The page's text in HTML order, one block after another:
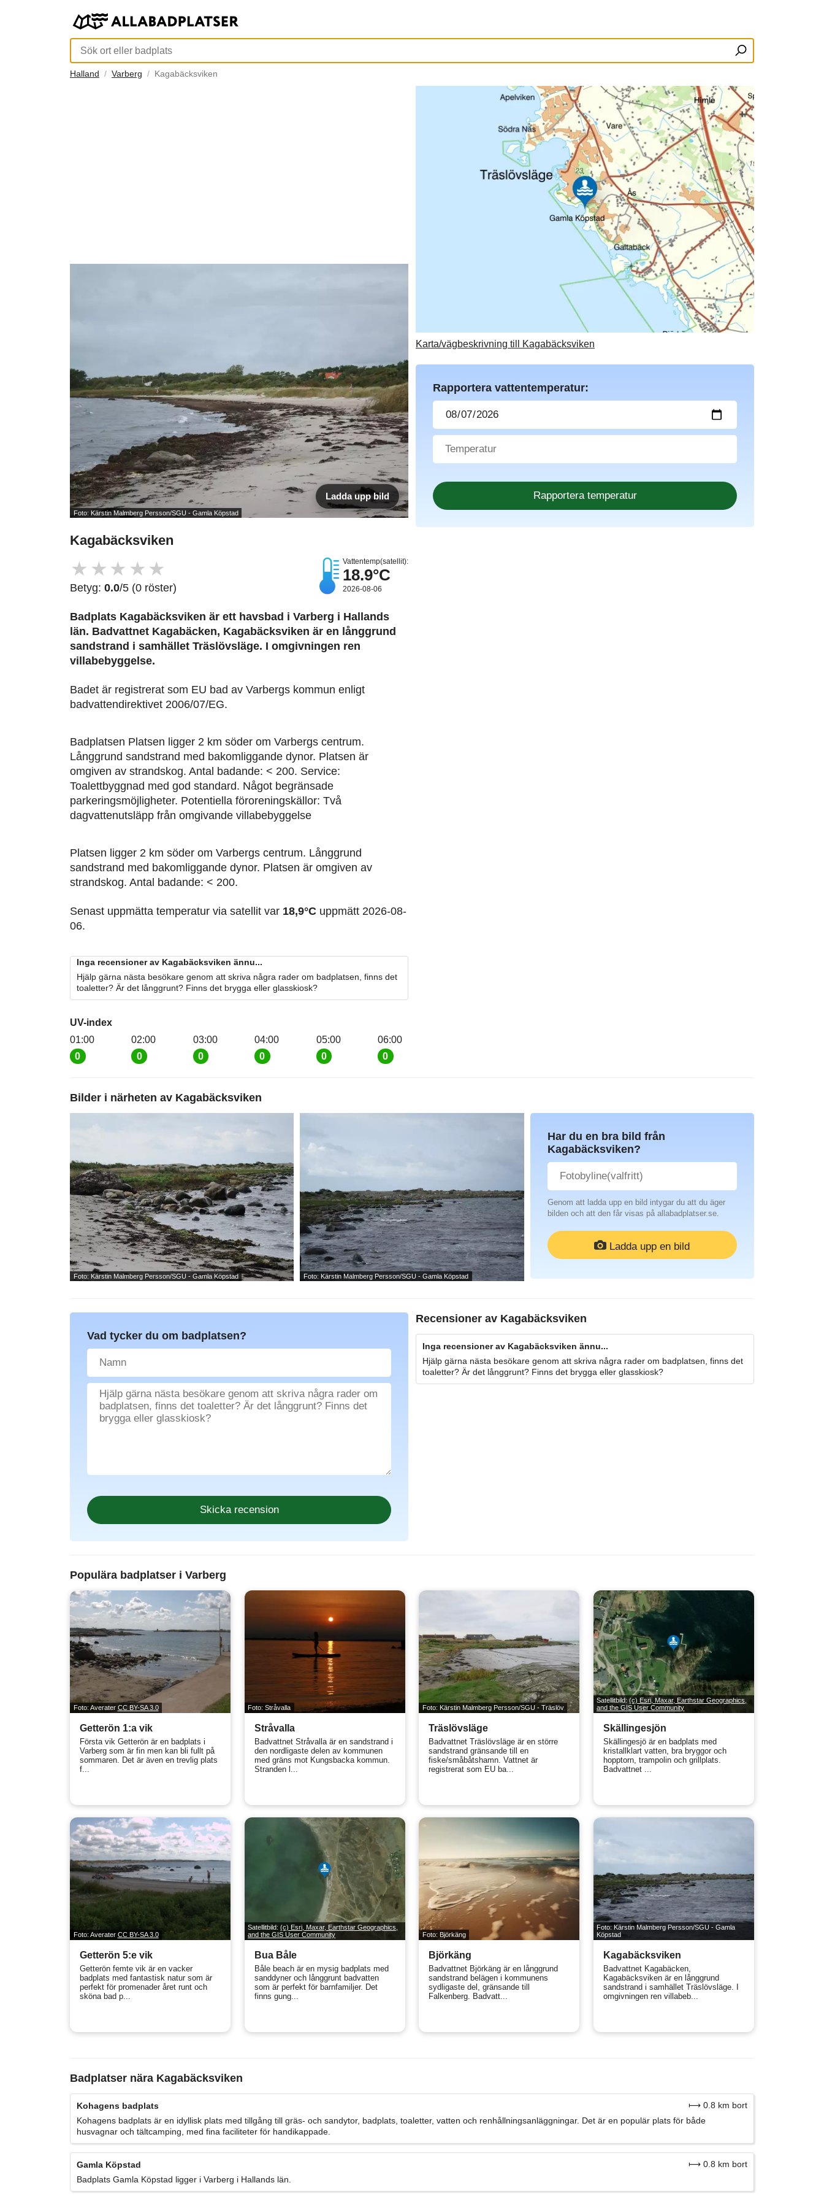
Halland Varberg Kagabäcksviken
Foto: Kärstin Malmberg Persson/SGU - Gamla Köpstad
Ladda upp bild
Kagabäcksviken
★ ★ ★ ★ ★
Betyg: 0.0/5 (0 röster)
Vattentemp(satellit):
18.9°C
2026-08-06
Badplats Kagabäcksviken är ett havsbad i Varberg i Hallands
län. Badvattnet Kagabäcken, Kagabäcksviken är en långgrund
sandstrand i samhället Träslövsläge. I omgivningen ren
villabebyggelse.
Badet är registrerat som EU bad av Varbergs kommun enligt
badvattendirektivet 2006/07/EG.
Badplatsen Platsen ligger 2 km söder om Varbergs centrum.
Långgrund sandstrand med bakomliggande dynor. Platsen är
omgiven av strandskog. Antal badande: < 200. Service:
Toalettbyggnad med god standard. Något begränsade
parkeringsmöjligheter. Potentiella föroreningskällor: Två
dagvattenutsläpp från omgivande villabebyggelse
Platsen ligger 2 km söder om Varbergs centrum. Långgrund
sandstrand med bakomliggande dynor. Platsen är omgiven av
strandskog. Antal badande: < 200.
Senast uppmätta temperatur via satellit var 18,9°C uppmätt 2026-08-
06.
Inga recensioner av Kagabäcksviken ännu...
Hjälp gärna nästa besökare genom att skriva några rader om badplatsen, finns det
toaletter? Är det långgrunt? Finns det brygga eller glasskiosk?
UV-index
01:00
0
02:00
0
03:00
0
04:00
0
05:00
0
06:00
0
Karta/vägbeskrivning till Kagabäcksviken
Rapportera vattentemperatur:
Bilder i närheten av Kagabäcksviken
Foto: Kärstin Malmberg Persson/SGU - Gamla Köpstad Foto: Kärstin Malmberg Persson/SGU - Gamla Köpstad
Har du en bra bild från
Kagabäcksviken?
Genom att ladda upp en bild intygar du att du äger
bilden och att den får visas på allabadplatser.se.
Ladda upp en bild
Recensioner av Kagabäcksviken
Inga recensioner av Kagabäcksviken ännu...
Hjälp gärna nästa besökare genom att skriva några rader om badplatsen, finns det
toaletter? Är det långgrunt? Finns det brygga eller glasskiosk?
Vad tycker du om badplatsen?
Populära badplatser i Varberg
Foto: Averater CC BY-SA 3.0
Getterön 1:a vik
Första vik Getterön är en badplats i
Varberg som är fin men kan bli fullt på
sommaren. Det är även en trevlig plats
f...
Foto: Stråvalla
Stråvalla
Badvattnet Stråvalla är en sandstrand i
den nordligaste delen av kommunen
med gräns mot Kungsbacka kommun.
Stranden l...
Foto: Kärstin Malmberg Persson/SGU - Träslöv
Träslövsläge
Badvattnet Träslövsläge är en större
sandstrand gränsande till en
fiske/småbåtshamn. Vattnet är
registrerat som EU ba...
Satellitbild:(c) Esri, Maxar, Earthstar Geographics,
and the GIS User Community
Skällingesjön
Skällingesjö är en badplats med
kristallklart vatten, bra bryggor och
hopptorn, trampolin och grillplats.
Badvattnet ...
Foto: Averater CC BY-SA 3.0
Getterön 5:e vik
Getterön femte vik är en vacker
badplats med fantastisk natur som är
perfekt för promenader året runt och
sköna bad p...
Satellitbild:(c) Esri, Maxar, Earthstar Geographics,
and the GIS User Community
Bua Båle
Båle beach är en mysig badplats med
sanddyner och långgrunt badvatten
som är perfekt för barnfamiljer. Det
finns gung...
Foto: Björkäng
Björkäng
Badvattnet Björkäng är en långgrund
sandstrand belägen i kommunens
sydligaste del, gränsande till
Falkenberg. Badvatt...
Foto: Kärstin Malmberg Persson/SGU - Gamla
Köpstad
Kagabäcksviken
Badvattnet Kagabäcken,
Kagabäcksviken är en långgrund
sandstrand i samhället Träslövsläge. I
omgivningen ren villabeb...
Badplatser nära Kagabäcksviken
Kohagens badplats
⟼ 0.8 km bort
Kohagens badplats är en idyllisk plats med tillgång till gräs- och sandytor, badplats, toaletter, vatten och renhållningsanläggningar. Det är en populär plats för både
husvagnar och tältcamping, med fina faciliteter för handikappade.
Gamla Köpstad
⟼ 0.8 km bort
Badplats Gamla Köpstad ligger i Varberg i Hallands län.